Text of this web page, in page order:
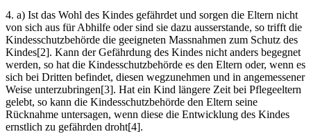
4. a) Ist das Wohl des Kindes gefährdet und sorgen die Eltern nicht
von sich aus für Abhilfe oder sind sie dazu ausserstande, so trifft die
Kindesschutzbehörde die geeigneten Massnahmen zum Schutz des
Kindes[2]. Kann der Gefährdung des Kindes nicht anders begegnet
werden, so hat die Kindesschutzbehörde es den Eltern oder, wenn es
sich bei Dritten befindet, diesen wegzunehmen und in angemessener
Weise unterzubringen[3]. Hat ein Kind längere Zeit bei Pflegeeltern
gelebt, so kann die Kindesschutzbehörde den Eltern seine
Rücknahme untersagen, wenn diese die Entwicklung des Kindes
ernstlich zu gefährden droht[4].